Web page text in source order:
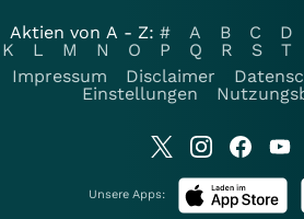
Aktien von A - Z: # A B C D
K
L M N O P Q R S T
Impressum
Disclaimer
Einstellungen
Unsere Apps: